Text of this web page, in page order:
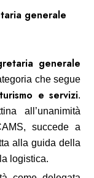
generale
generale
che segue
e servizi.
all’unanimità
succede a
alla guida della
logistica.